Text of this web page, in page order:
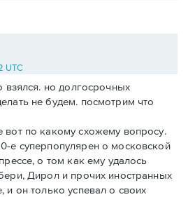
UTC
взялся. но долгосрочных
не будем. посмотрим что
вот по какому схожему вопросу.
е суперпопулярен о московской
о том как ему удалось
Дирол и прочих иностранных
и он только успевал о своих